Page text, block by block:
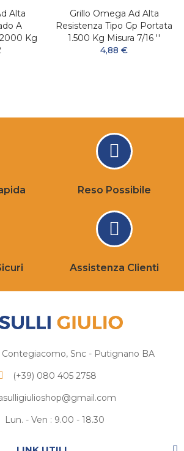
Alta
A
Kg
Grillo Omega Ad Alta
Resistenza Tipo Gp Portata
1.500 Kg Misura 7/16 ''
4,88 €
Reso Possibile
Assistenza Clienti
Contegiacomo, Snc - Putignano BA
(+39) 080 405 2758
Lun. - Ven : 9.00 - 18.30